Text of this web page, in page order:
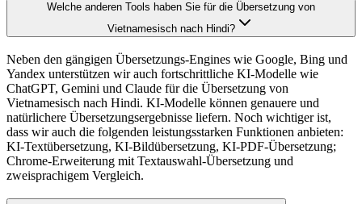
Welche anderen Tools haben Sie für die Übersetzung von
Vietnamesisch nach Hindi?
Neben den gängigen Übersetzungs-Engines wie Google, Bing und
Yandex unterstützen wir auch fortschrittliche KI-Modelle wie
ChatGPT, Gemini und Claude für die Übersetzung von
Vietnamesisch nach Hindi. KI-Modelle können genauere und
natürlichere Übersetzungsergebnisse liefern. Noch wichtiger ist,
dass wir auch die folgenden leistungsstarken Funktionen anbieten:
KI-Textübersetzung, KI-Bildübersetzung, KI-PDF-Übersetzung;
Chrome-Erweiterung mit Textauswahl-Übersetzung und
zweisprachigem Vergleich.